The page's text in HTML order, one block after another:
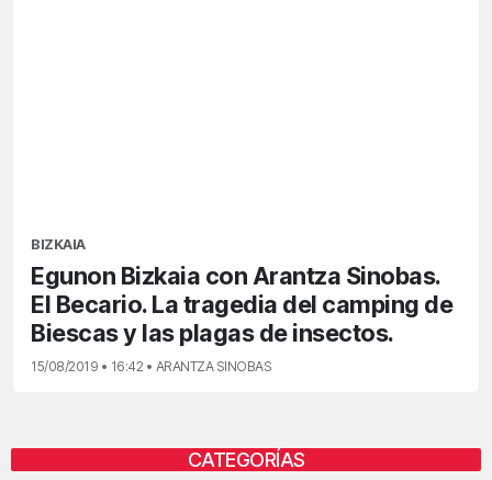
BIZKAIA
Egunon Bizkaia con Arantza Sinobas.
El Becario. La tragedia del camping de
Biescas y las plagas de insectos.
15/08/2019 • 16:42 • ARANTZA SINOBAS
CATEGORÍAS